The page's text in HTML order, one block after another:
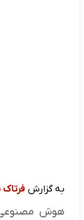
به گزارش فرتاک
هوش مصنوعی